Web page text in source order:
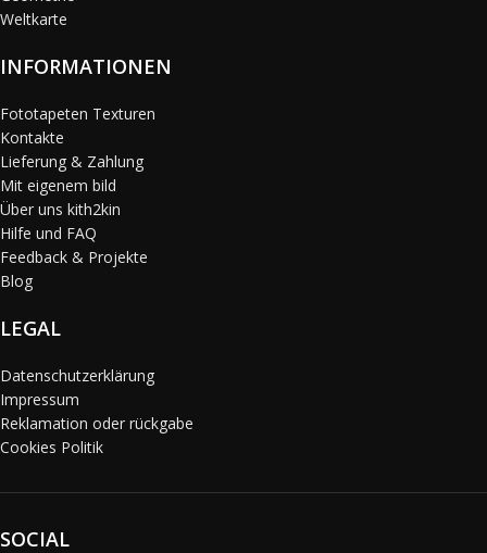
Weltkarte
INFORMATIONEN
Fototapeten Texturen
Kontakte
Lieferung & Zahlung
Mit eigenem bild
Über uns kith2kin
Hilfe und FAQ
Feedback & Projekte
Blog
LEGAL
Datenschutzerklärung
Impressum
Reklamation oder rückgabe
Cookies Politik
SOCIAL